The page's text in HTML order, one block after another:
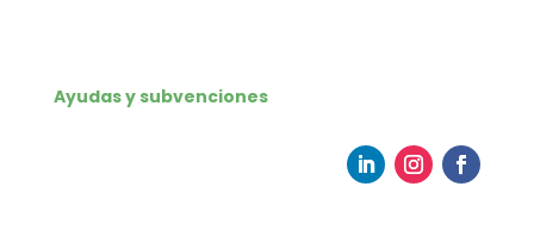
Ayudas y subvenciones